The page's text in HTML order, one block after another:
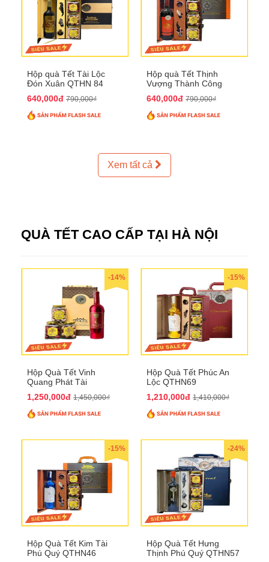
Hộp quà Tết Tài Lộc
Đón Xuân QTHN 84
640,000đ 790,000₫
Hộp quà Tết Thịnh
Vượng Thành Công
640,000đ 790,000₫
Xem tất cả
QUÀ TẾT CAO CẤP TẠI HÀ NỘI
-14%
Hộp Quà Tết Vinh
Quang Phát Tài
1,250,000đ 1,450,000₫
-15%
Hộp Quà Tết Phúc An
Lộc QTHN69
1,210,000đ 1,410,000₫
-15%
Hộp Quà Tết Kim Tài
Phú Quý QTHN46
-24%
Hộp Quà Tết Hưng
Thịnh Phú Quý QTHN57